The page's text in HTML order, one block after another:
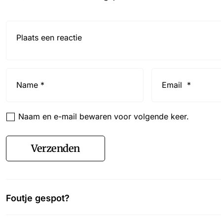
Naam en e-mail bewaren voor volgende keer.
Verzenden
Foutje gespot?